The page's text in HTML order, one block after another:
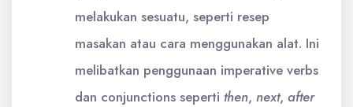
melakukan sesuatu, seperti resep
masakan atau cara menggunakan alat. Ini
melibatkan penggunaan imperative verbs
dan conjunctions seperti then, next, after